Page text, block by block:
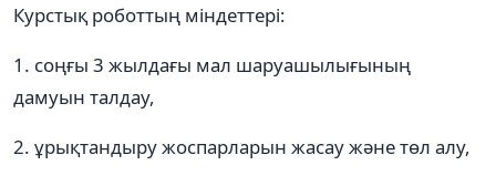
Курстық роботтың міндеттері:
1. соңғы 3 жылдағы мал шаруашылығының
дамуын талдау,
2. ұрықтандыру жоспарларын жасау және төл алу,